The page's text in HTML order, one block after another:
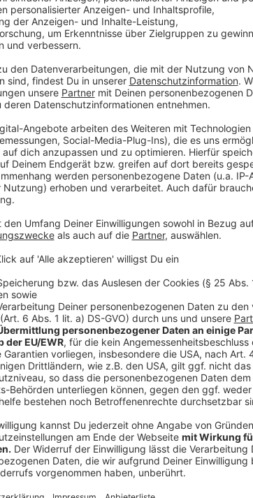
Konzeption und Umsetzung von
außerhalb der Sichtweite und bei
werden können. Die flyXdrive GmbH
einen wichtigen Beitrag zur sicheren
den zivilen Luftraum. Dies ist eine
Flugsystemen für
Rettungskräften aus der Luft. „Die
medizinische Nutzung zu erobern, ist
Entwicklungsschritt“, ist Bürgermeister
in Aachen gegründeten Unternehmens
eingesetzt, um die Integration von
Euregio Maas-Rhein zu entwickeln.
gemeinsamen grenzübergreifenden
des städtischen Fachbereichs
Geschäftsführerin Dr.-Ing. Johanna
wichtigen Arbeit entgegen nahm: „Bei
darum, diese sicher zu machen. Die
arbeitet das Unternehmen – auch in
H. Zander GmbH & Co.KG, Aachen -
Zander GmbH & Co. KG zurück, bei
einlegte. Bürgermeister Plum bei der
Fortentwicklung eines Unternehmens
seit 1950 Hersteller für Sicherheits-
und Anlagenbau. Das Unternehmen
Hard- und Softwarelösungen für
Auftraggeber aus aller Welt. Zander
Industriesteuerungen mit einer
gebracht, ein technologisches
Sicherheit werden ebenfalls